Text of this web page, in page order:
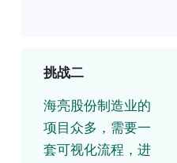
挑战二
海亮股份制造业的
项目众多，需要一
套可视化流程，进